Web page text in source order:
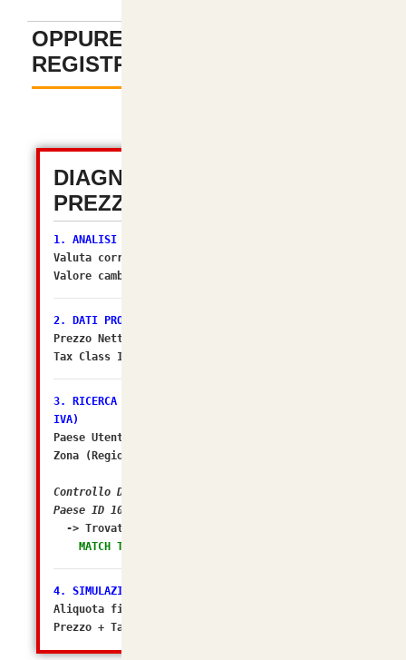
OPPURE PAGA SENZA
REGISTRAZIONE
DIAGNOSTICA TOTALE
PREZZI (OSC 2.2)
1. ANALISI VALUTA
Valuta corrente:
Valore cambio (Multiplier):
2. DATI PRODOTTO
Prezzo Netto DB: 19.5902
Tax Class ID: 2
3. RICERCA ZONA FISCALE (Il sospettato per NO
IVA)
Paese Utente/Store ID: 105
Zona (Regione) ID: 238
Controllo DB: In quali Zone Fiscali rientra il
Paese ID 105?
-> Trovato in Geo Zone ID:
MATCH TROVATO! Tasso configurato: 22.0000%
4. SIMULAZIONE FINALE
Aliquota finale calcolata da osC: 22%
Prezzo + Tasse (Matematico): 23.900044